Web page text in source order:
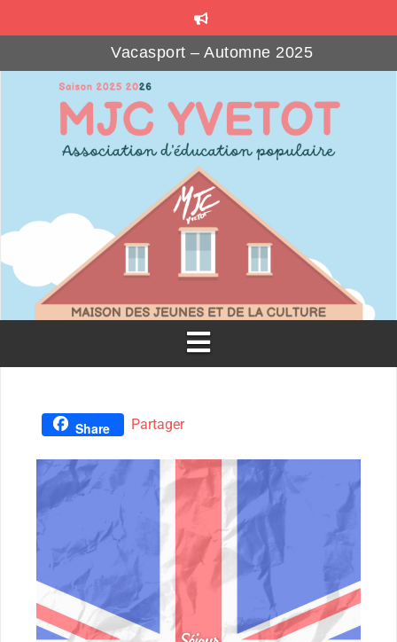
Vacasport – Automne 2025
Les Beaux Jours – Automne 2025
MJ’SOCIAL CLUB : le bar associatif
Formations gratuites pour les bénévoles
Téléthon Party à la MJC
Share Partager